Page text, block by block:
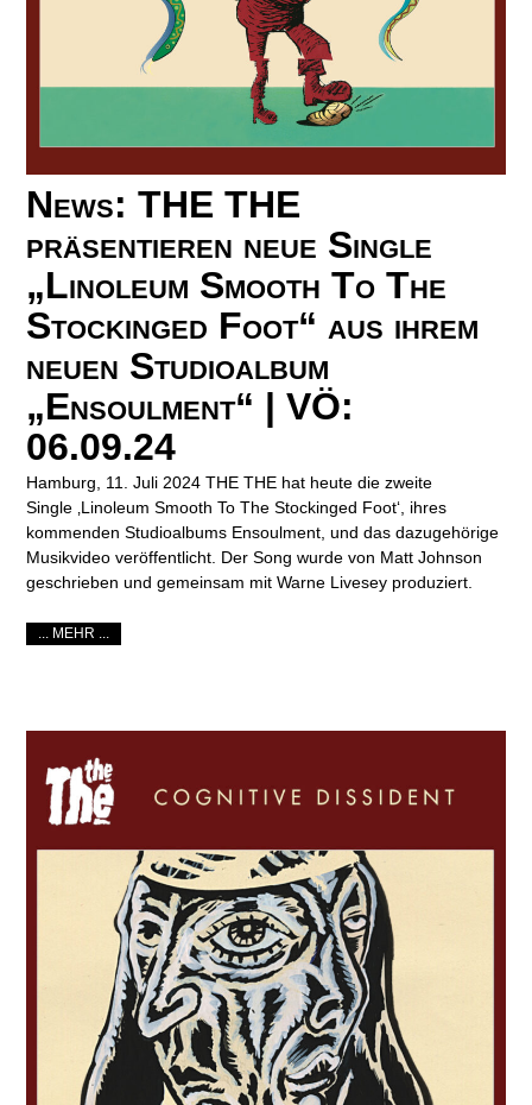
News: THE THE
präsentieren neue Single
„Linoleum Smooth To The
Stockinged Foot“ aus ihrem
neuen Studioalbum
„Ensoulment“ | VÖ:
06.09.24
Hamburg, 11. Juli 2024 THE THE hat heute die zweite
Single ‚Linoleum Smooth To The Stockinged Foot‘, ihres
kommenden Studioalbums Ensoulment, und das dazugehörige
Musikvideo veröffentlicht. Der Song wurde von Matt Johnson
geschrieben und gemeinsam mit Warne Livesey produziert.
... MEHR ...